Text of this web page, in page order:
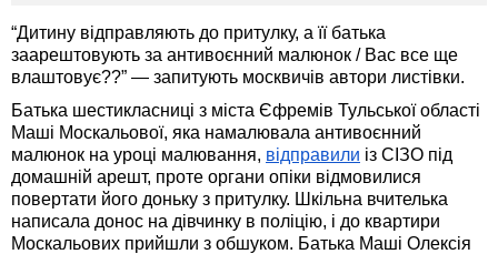
“Дитину відправляють до притулку, а її батька
заарештовують за антивоєнний малюнок / Вас все ще
влаштовує??” — запитують москвичів автори листівки.
Батька шестикласниці з міста Єфремів Тульської області
Маші Москальової, яка намалювала антивоєнний
малюнок на уроці малювання, відправили із СІЗО під
домашній арешт, проте органи опіки відмовилися
повертати його доньку з притулку. Шкільна вчителька
написала донос на дівчинку в поліцію, і до квартири
Москальових прийшли з обшуком. Батька Маші Олексія